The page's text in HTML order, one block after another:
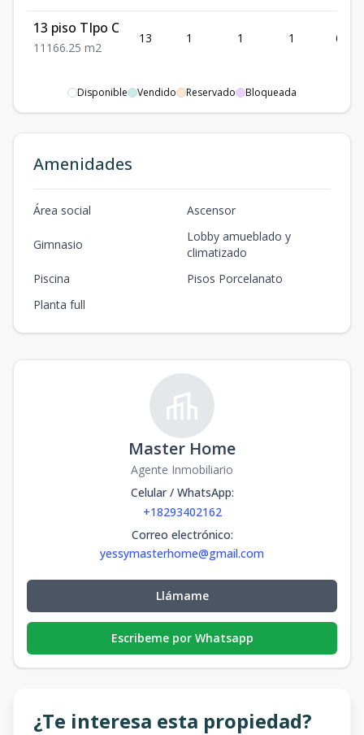
13 piso TIpo C
1 1 1 66.25 m2
13 1 1 1 66.25
Disponible Vendido Reservado Bloqueada
Amenidades
Área social Ascensor
Gimnasio
Lobby amueblado y
climatizado
Piscina
Pisos Porcelanato
Planta full
Master Home
Agente Inmobiliario
Celular / WhatsApp:
+18293402162
Correo electrónico:
yessymasterhome@gmail.com
Llámame
Escribeme por Whatsapp
¿Te interesa esta propiedad?